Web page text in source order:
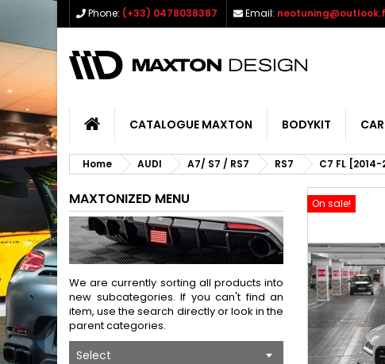
Phone: (+33) 0478038387 Email:
CATALOGUE MAXTON BODYKIT
Home AUDI A7/ S7 / RS7 RS7 C7 FL [2014-
MAXTONIZED MENU
We are currently sorting all products into
new subcategories. If you can't find an
item, use the search directly or look in the
parent categories.
Select
On sale!